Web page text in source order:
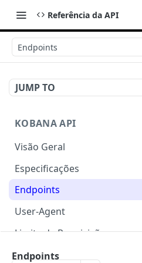
Referência da API
Endpoints
JUMP TO
KOBANA API
Visão Geral
Especificações
Endpoints
User-Agent
Limite de Requisições
Autenticação
Endpoints